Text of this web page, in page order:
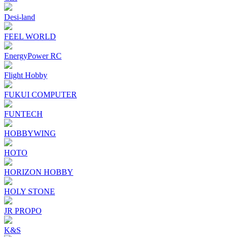
Desi-land
FEEL WORLD
EnergyPower RC
Flight Hobby
FUKUI COMPUTER
FUNTECH
HOBBYWING
HOTO
HORIZON HOBBY
HOLY STONE
JR PROPO
K&S